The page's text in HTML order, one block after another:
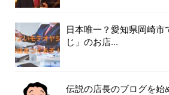
日本唯一？愛知県岡崎
じ」のお店...
伝説の店長のブログを始